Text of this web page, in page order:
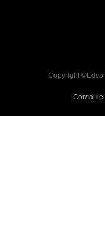
Copyright